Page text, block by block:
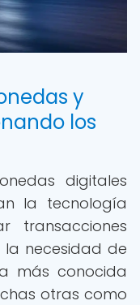
y
los
digitales
la tecnología
transacciones
la necesidad de
más conocida
otras como